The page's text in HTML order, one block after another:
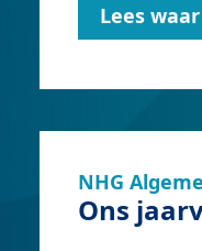
Lees
NHG
Ons